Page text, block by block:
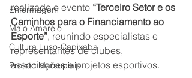
Enfermagem
Maio Amarelo
Cultura Luso-Capixaba
Projeto Marsupiais
realizado o evento “Terceiro Setor e os
Caminhos para o Financiamento ao
Esporte”, reunindo especialistas e
representantes de clubes,
associações e projetos esportivos.